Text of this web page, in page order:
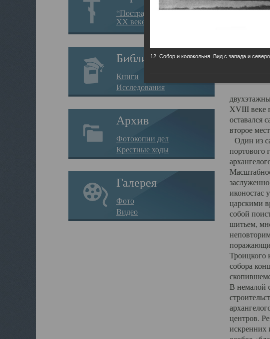
“Пострадавшие за веру в
XX веке на Севере”
Библиотека
Книги
Исследования
Архив
Фотокопии дел
Крестные ходы
Галерея
Фото
Видео
Сегодня
вызванная
XVIII веке
оставался
второе
Один из
портового
иконостас
царскими
собой
шитьем,
Троицкого
собора
В немалой
центров.
искренних
12. Собор и колокольня. Вид с запада и